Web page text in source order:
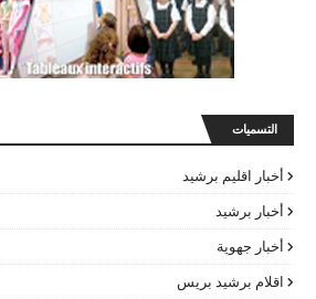
التسميات
أخبار اقليم برشيد
أخبار برشيد
أخبار جهوية
اقلام برشيد بريس